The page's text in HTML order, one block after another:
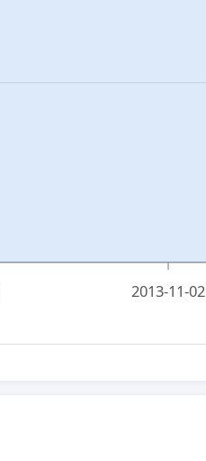
2013-11-02